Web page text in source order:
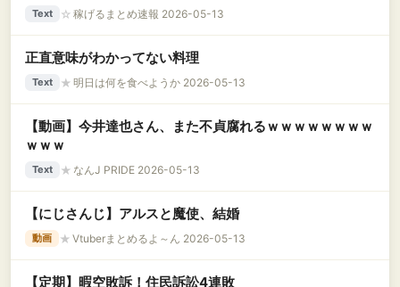
Text ☆ 稼げるまとめ速報 2026-05-13
正直意味がわかってない料理
Text ★ 明日は何を食べようか 2026-05-13
【動画】今井達也さん、また不貞腐れるｗｗｗｗｗｗｗｗ
ｗｗｗ
Text ★ なんJ PRIDE 2026-05-13
【にじさんじ】アルスと魔使、結婚
動画 ★ Vtuberまとめるよ～ん 2026-05-13
【定期】暇空敗訴！住民訴訟4連敗